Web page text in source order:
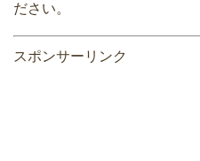
ださい。
スポンサーリンク